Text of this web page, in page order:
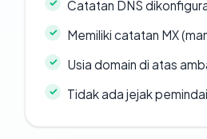
Catatan DNS
Memiliki catatan MX
Usia domain di atas
Tidak ada jejak